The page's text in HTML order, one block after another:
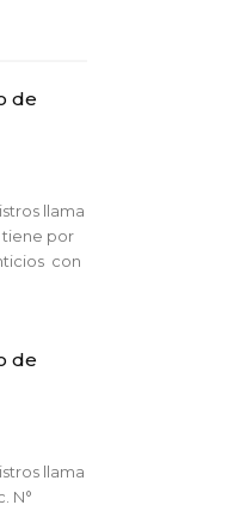
de
llama
tiene por
con
de
llama
N°